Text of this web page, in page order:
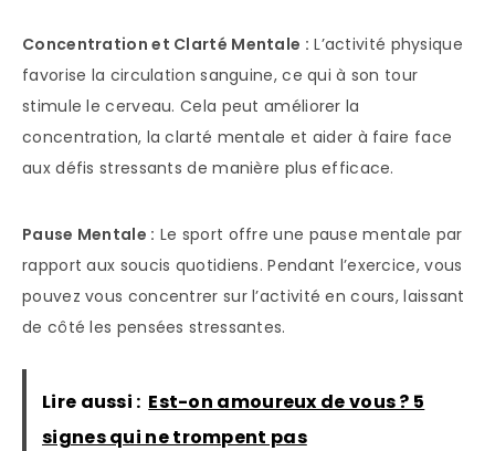
Concentration et Clarté Mentale : L’activité physique
favorise la circulation sanguine, ce qui à son tour
stimule le cerveau. Cela peut améliorer la
concentration, la clarté mentale et aider à faire face
aux défis stressants de manière plus efficace.
Pause Mentale : Le sport offre une pause mentale par
rapport aux soucis quotidiens. Pendant l’exercice, vous
pouvez vous concentrer sur l’activité en cours, laissant
de côté les pensées stressantes.
Lire aussi : Est-on amoureux de vous ? 5
signes qui ne trompent pas